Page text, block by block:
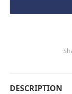
DESCRIPTION